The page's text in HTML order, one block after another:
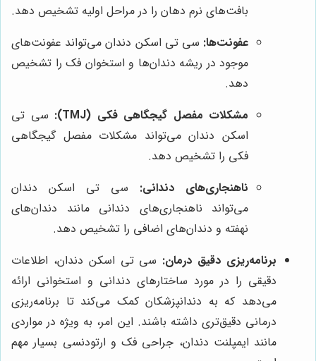
بافت‌های نرم دهان را در مراحل اولیه تشخیص دهد.
عفونت‌ها: سی تی اسکن دندان می‌تواند عفونت‌های
موجود در ریشه دندان‌ها و استخوان فک را تشخیص
دهد.
مشکلات مفصل گیجگاهی فکی (TMJ):
سی تی
اسکن دندان می‌تواند مشکلات مفصل گیجگاهی
فکی را تشخیص دهد.
ناهنجاری‌های دندانی: سی تی اسکن دندان
می‌تواند ناهنجاری‌های دندانی مانند دندان‌های
نهفته و دندان‌های اضافی را تشخیص دهد.
برنامه‌ریزی دقیق درمان: سی تی اسکن دندان، اطلاعات
دقیقی را در مورد ساختارهای دندانی و استخوانی ارائه
می‌دهد که به دندانپزشکان کمک می‌کند تا برنامه‌ریزی
درمانی دقیق‌تری داشته باشند. این امر، به ویژه در مواردی
مانند ایمپلنت دندان، جراحی فک و ارتودنسی بسیار مهم